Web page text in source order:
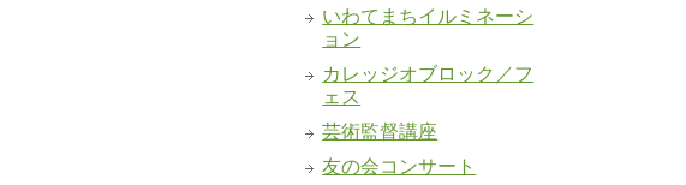
いわてまちイルミネーシ
ョン
カレッジオブロック／フ
ェス
芸術監督講座
友の会コンサート